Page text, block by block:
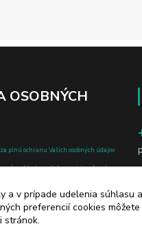
OSOBNÝCH
plnú ochranu Vašich osobných údajov
ktoré uvediete o svojej osobe, sú
zákonov.
a v prípade udelenia súhlasu
preferencií cookies môžete
stránok.